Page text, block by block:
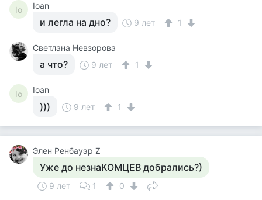
Io Ioan
и легла на дно? 9 лет 1
Светлана Невзорова
а что? 9 лет 1
Io Ioan
))) 9 лет 1
Элен Ренбауэр Z
Уже до незнаКОМЦЕВ добрались?)
9 лет 1 0